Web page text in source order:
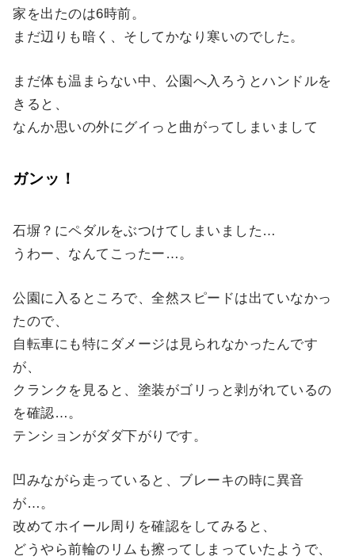
家を出たのは6時前。
まだ辺りも暗く、そしてかなり寒いのでした。
まだ体も温まらない中、公園へ入ろうとハンドルを
きると、
なんか思いの外にグイっと曲がってしまいまして
ガンッ！
石塀？にペダルをぶつけてしまいました…
うわー、なんてこったー…。
公園に入るところで、全然スピードは出ていなかっ
たので、
自転車にも特にダメージは見られなかったんです
が、
クランクを見ると、塗装がゴリっと剥がれているの
を確認…。
テンションがダダ下がりです。
凹みながら走っていると、ブレーキの時に異音
が…。
改めてホイール周りを確認をしてみると、
どうやら前輪のリムも擦ってしまっていたようで、